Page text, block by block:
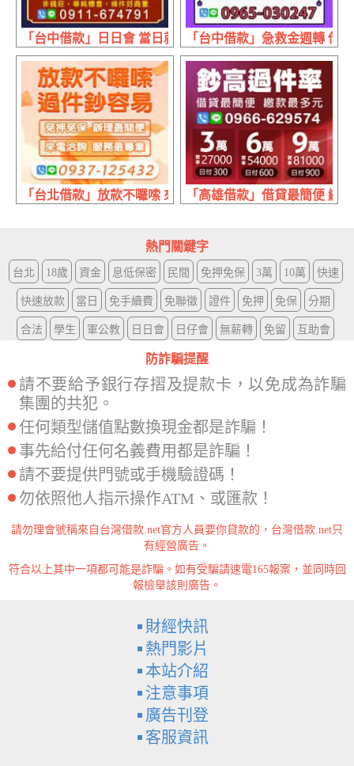
「台中借款」日日會 當日就放款 | 日付最低利 會期超彈性
「台中借款」急救金週轉 借
「台北借款」放款不囉嗦 來電洽詢服務最專業 | 免押免保
「高雄借款」借貸最簡便 繳
熱門關鍵字
台北 18歲 資金 息低保密 民間 免押免保 3萬 10萬 快速
快速放款 當日 免手續費 免聯徵 證件 免押 免保 分期
合法 學生 軍公教 日日會 日仔會 無薪轉 免留 互助會
防詐騙提醒
請不要給予銀行存摺及提款卡，以免成為詐騙
集團的共犯。
任何類型儲值點數換現金都是詐騙！
事先給付任何名義費用都是詐騙！
請不要提供門號或手機驗證碼！
勿依照他人指示操作ATM、或匯款！
請勿理會號稱來自台灣借款.net官方人員要你貸款的，台灣借款.net只
有經營廣告。
符合以上其中一項都可能是詐騙。如有受騙請速電165報案，並同時回
報檢舉該則廣告。
財經快訊
熱門影片
本站介紹
注意事項
廣告刊登
客服資訊